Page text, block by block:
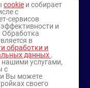
cookie и собирает
с
сервисов
и
Обработка
в
обработки и
данных .
услугами,
с
Вы можете
своего